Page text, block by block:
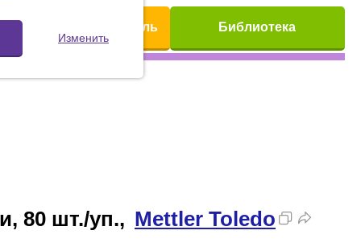
Изменить
Предметный указатель Библиотека
80 шт./уп., Mettler Toledo